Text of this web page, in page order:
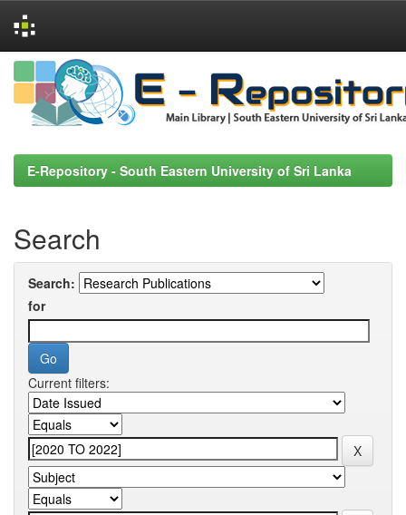
Skip
navigation
E-Repository - South Eastern University of Sri Lanka
Search
Search:
for
Current filters: